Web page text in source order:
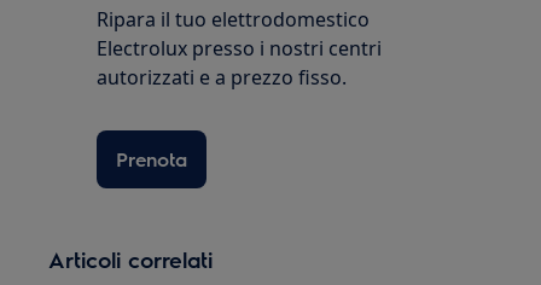
Ripara il tuo elettrodomestico
Electrolux presso i nostri centri
autorizzati e a prezzo fisso.
Prenota
Articoli correlati